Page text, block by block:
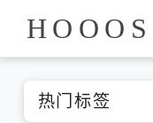
HOOOS
热门标签